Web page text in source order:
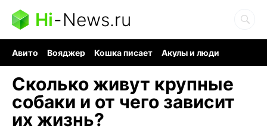
Hi-News.ru
Авито Вояджер Кошка писает
Акулы и люди
Сколько живут крупные
собаки и от чего зависит
их жизнь?